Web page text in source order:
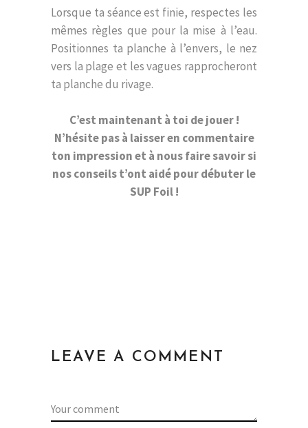
Lorsque ta séance est finie, respectes les
mêmes règles que pour la mise à l’eau.
Positionnes ta planche à l’envers, le nez
vers la plage et les vagues rapprocheront
ta planche du rivage.
C’est maintenant à toi de jouer !
N’hésite pas à laisser en commentaire
ton impression et à nous faire savoir si
nos conseils t’ont aidé pour débuter le
SUP Foil !
LEAVE A COMMENT